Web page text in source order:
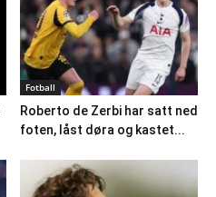
Fotball
Roberto de Zerbi har satt ned
foten, låst døra og kastet...